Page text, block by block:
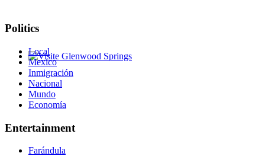
Glenwood Springs - Bello y Encantador
Politics
Local
Mexico
Inmigración
Nacional
Mundo
Economía
Entertainment
Farándula